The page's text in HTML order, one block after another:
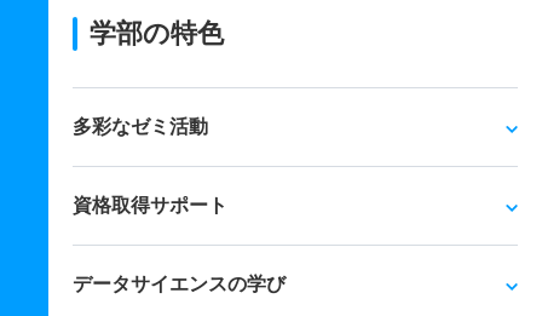
学部の特色
多彩なゼミ活動
資格取得サポート
データサイエンスの学び